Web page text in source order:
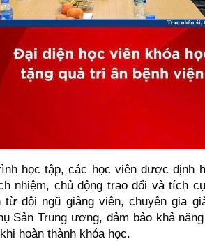
học tập, các học viên được định
nhiệm, chủ động trao đổi và tích
từ đội ngũ giảng viên, chuyên gia
Sản Trung ương, đảm bảo khả
hoàn thành khóa học.